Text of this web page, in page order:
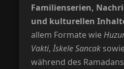
Familienserien,
und kulturellen
allem Formate wie
Vakti,İskele Sancak
während des